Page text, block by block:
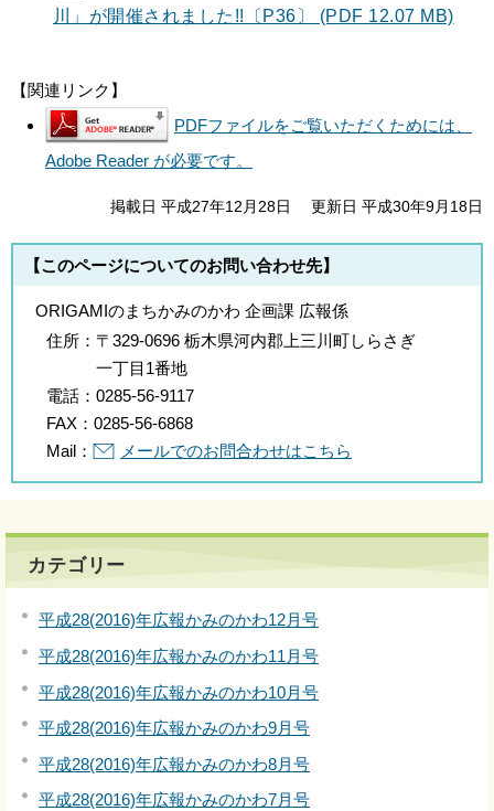
川」が開催されました!!〔P36〕 (PDF 12.07 MB)
【関連リンク】
PDFファイルをご覧いただくためには、
Adobe Reader が必要です。
掲載日 平成27年12月28日 更新日 平成30年9月18日
【このページについてのお問い合わせ先】
ORIGAMIのまちかみのかわ 企画課 広報係
住所： 〒329-0696 栃木県河内郡上三川町しらさぎ
一丁目1番地
電話： 0285-56-9117
FAX： 0285-56-6868
Mail：
メールでのお問合わせはこちら
カテゴリー
平成28(2016)年広報かみのかわ12月号
平成28(2016)年広報かみのかわ11月号
平成28(2016)年広報かみのかわ10月号
平成28(2016)年広報かみのかわ9月号
平成28(2016)年広報かみのかわ8月号
平成28(2016)年広報かみのかわ7月号